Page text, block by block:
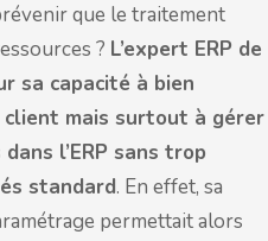
que le traitement
? L’expert ERP de
sa capacité à bien
client mais surtout à gérer
l’ERP sans trop
standard. En effet, sa
permettait alors